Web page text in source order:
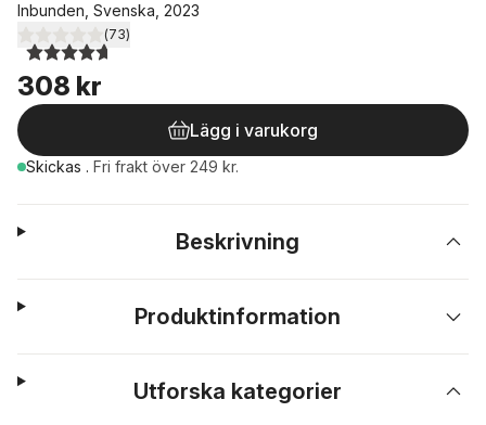
Inbunden, Svenska, 2023
4,7utav 5 stjärnor. Totalt antal röster:
(73)
308 kr
Lägg i varukorg
Skickas . Fri frakt över 249 kr.
Beskrivning
Produktinformation
Utforska kategorier